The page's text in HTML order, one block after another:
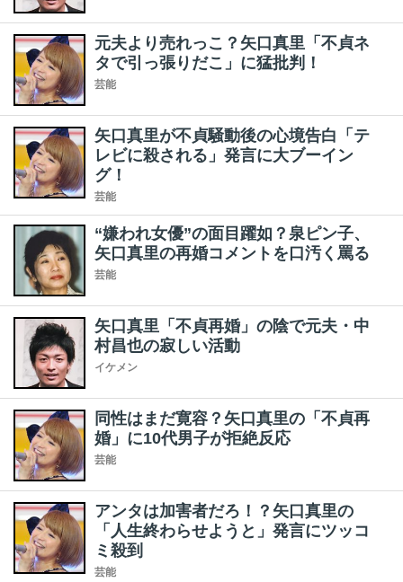
元夫より売れっこ？矢口真里「不貞ネ
タで引っ張りだこ」に猛批判！
芸能
矢口真里が不貞騒動後の心境告白「テ
レビに殺される」発言に大ブーイン
グ！
芸能
“嫌われ女優”の面目躍如？泉ピン子、
矢口真里の再婚コメントを口汚く罵る
芸能
矢口真里「不貞再婚」の陰で元夫・中
村昌也の寂しい活動
イケメン
同性はまだ寛容？矢口真里の「不貞再
婚」に10代男子が拒絶反応
芸能
アンタは加害者だろ！？矢口真里の
「人生終わらせようと」発言にツッコ
ミ殺到
芸能